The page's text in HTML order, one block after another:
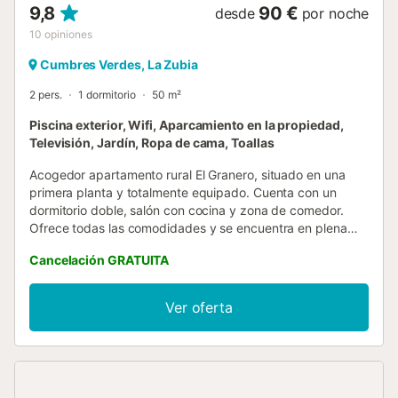
9,8
10 opiniones
desde 90 € por noche
Cumbres Verdes, La Zubia
2 pers. 1 dormitorio 50 m²
Piscina exterior, Wifi, Aparcamiento en la propiedad,
Televisión, Jardín, Ropa de cama, Toallas
Acogedor apartamento rural El Granero, situado en una
primera planta y totalmente equipado. Cuenta con un
dormitorio doble, salón con cocina y zona de comedor.
Ofrece todas las comodidades y se encuentra en plena
tan solo 8 km de la ciudad de Granada. También puede
reservarse para cuatro personas (consulte las tarifas
especiales). El interior del apartamento es muy confortable
gracias a su aislamiento térmico. Además, dispone de
calefacción y cocina completa con frigorífico y
Cancelación GRATUITA
Ver oferta